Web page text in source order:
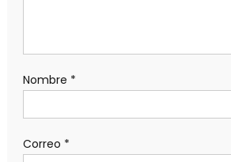
Nombre *
Correo *